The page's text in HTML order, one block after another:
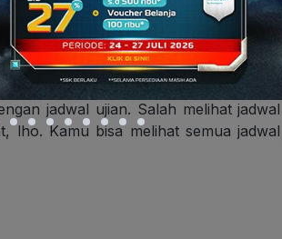
jadwal ujian. Salah melihat jadwal
lho. Kamu bisa melihat semua jadwal